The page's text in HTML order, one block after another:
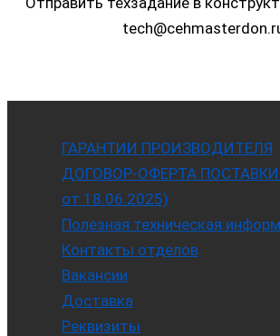
ГАРАНТИИ ПРОИЗВОДИТЕЛЯ
ДОГОВОР-ОФЕРТА ПОСТАВКИ
от 18.06.2025)
Полезная техническая
Контакты отделов
Вакансии
Доставка
Реквизиты